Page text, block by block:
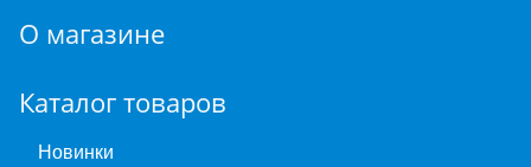
О магазине
Каталог товаров
Новинки